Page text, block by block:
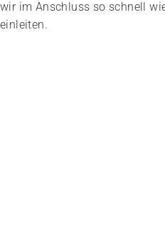
wir im Anschluss so schnell
einleiten.